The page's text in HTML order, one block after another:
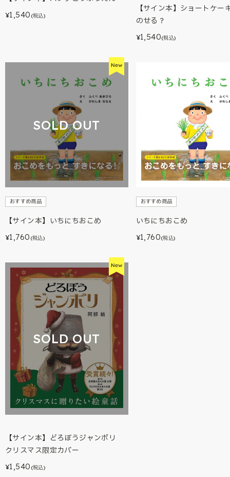
¥1,540 (税込)
【サイン本】ショートケー
のせる？
¥1,540(税込)
SOLD OUT
おすすめ商品
【サイン本】いちにちおこめ
¥1,760 (税込)
おすすめ商品
いちにちおこめ
¥1,760(税込)
SOLD OUT
【サイン本】どろぼうジャンボリ
クリスマス限定カバー
¥1,540 (税込)